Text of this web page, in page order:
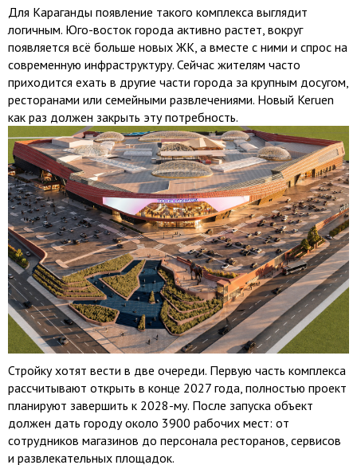
Для Караганды появление такого комплекса выглядит
логичным. Юго-восток города активно растет, вокруг
появляется всё больше новых ЖК, а вместе с ними и спрос на
современную инфраструктуру. Сейчас жителям часто
приходится ехать в другие части города за крупным досугом,
ресторанами или семейными развлечениями. Новый Keruen
как раз должен закрыть эту потребность.
Стройку хотят вести в две очереди. Первую часть комплекса
рассчитывают открыть в конце 2027 года, полностью проект
планируют завершить к 2028-му. После запуска объект
должен дать городу около 3900 рабочих мест: от
сотрудников магазинов до персонала ресторанов, сервисов
и развлекательных площадок.